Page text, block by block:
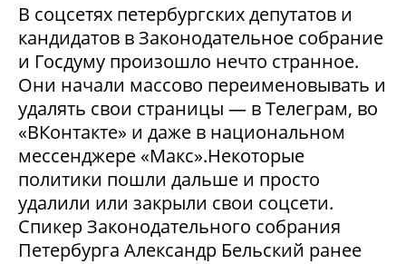
В соцсетях петербургских депутатов и
кандидатов в Законодательное собрание
и Госдуму произошло нечто странное.
Они начали массово переименовывать и
удалять свои страницы — в Телеграм, во
«ВКонтакте» и даже в национальном
мессенджере «Макс».Некоторые
политики пошли дальше и просто
удалили или закрыли свои соцсети.
Спикер Законодательного собрания
Петербурга Александр Бельский ранее